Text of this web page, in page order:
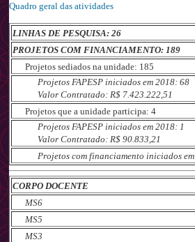
Quadro geral das atividades
LINHAS DE PESQUISA: 26
PROJETOS COM FINANCIAMENTO: 189
Projetos sediados na unidade: 185
Projetos FAPESP iniciados em 2018: 68
Valor Contratado: R$ 7.423.222,51
Projetos que a unidade participa: 4
Projetos FAPESP iniciados em 2018: 1
Valor Contratado: R$ 90.833,21
Projetos com financiamento iniciados em
CORPO DOCENTE
MS6
MS5
MS3